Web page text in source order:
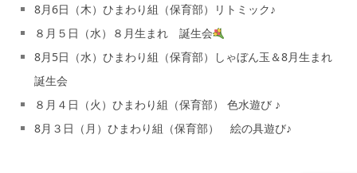
8月6日（木）ひまわり組（保育部）リトミック♪
８月５日（水）８月生まれ 誕生会
8月5日（水）ひまわり組（保育部）しゃぼん玉＆8月生まれ
誕生会
８月４日（火）ひまわり組（保育部） 色水遊び ♪
8月３日（月）ひまわり組（保育部） 絵の具遊び♪